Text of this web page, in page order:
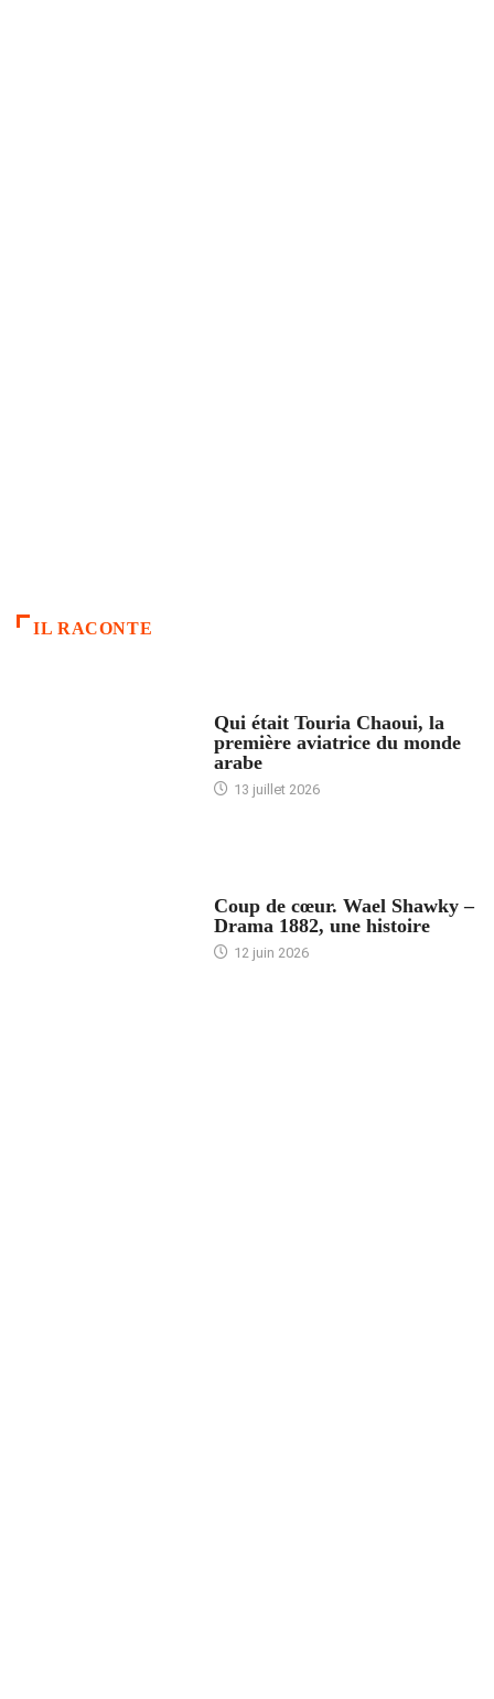
IL RACONTE
Qui était Touria Chaoui, la
première aviatrice du monde
arabe
13 juillet 2026
Coup de cœur. Wael Shawky –
Drama 1882, une histoire
12 juin 2026